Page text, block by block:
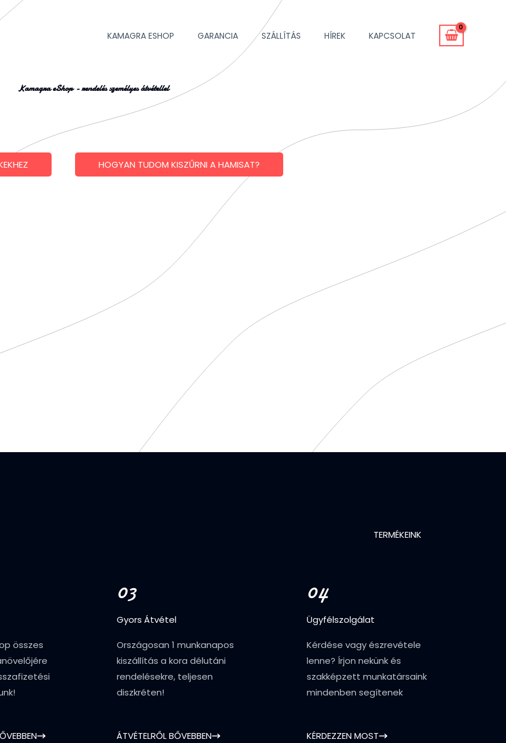
KAMAGRA ESHOP GARANCIA SZÁLLÍTÁS HÍREK KAPCSOLAT
Kamagra eShop - rendelés személyes átvétellel
HOGYAN TUDOM KISZŰRNI A HAMISAT?
TERMÉKEINK
összes
03
Gyors Átvétel
Országosan 1 munkanapos
kiszállítás a kora délutáni
rendelésekre, teljesen
diszkréten!
ÁTVÉTELRŐL BŐVEBBEN
04
Ügyfélszolgálat
Kérdése vagy észrevétele
lenne? Írjon nekünk és
szakképzett munkatársaink
mindenben segítenek
KÉRDEZZEN MOST